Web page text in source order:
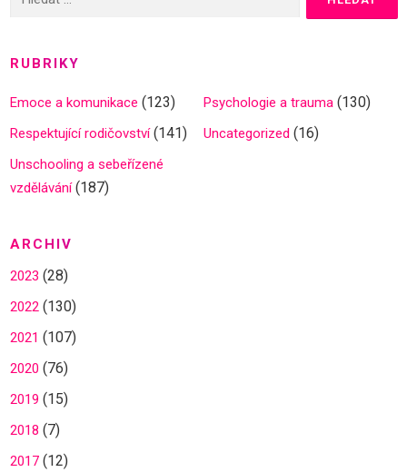
RUBRIKY
Emoce a komunikace (123) Psychologie a trauma (130)
Respektující rodičovství(141) Uncategorized (16)
Unschooling a sebeřízené
vzdělávání(187)
ARCHIV
2023 (28)
2022(130)
2021 (107)
2020 (76)
2019 (15)
2018 (7)
2017(12)